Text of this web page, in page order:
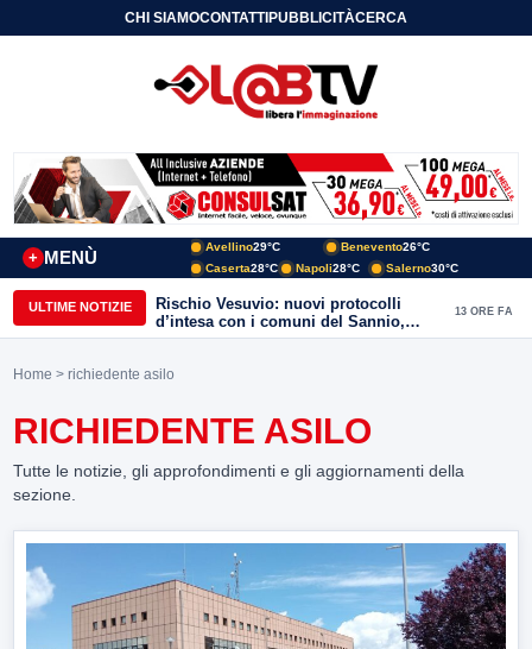
CHI SIAMOCONTATTIPUBBLICITÀCERCA
MENÙ
+
Avellino29°C Benevento26°C
Caserta28°C Napoli28°C Salerno30°C
ULTIME NOTIZIE
Rischio Vesuvio: nuovi protocolli
d’intesa con i comuni del Sannio,
firmato il protocollo con Arpaise
13 ORE FA
Home > richiedente asilo
RICHIEDENTE ASILO
Tutte le notizie, gli approfondimenti e gli aggiornamenti della
sezione.